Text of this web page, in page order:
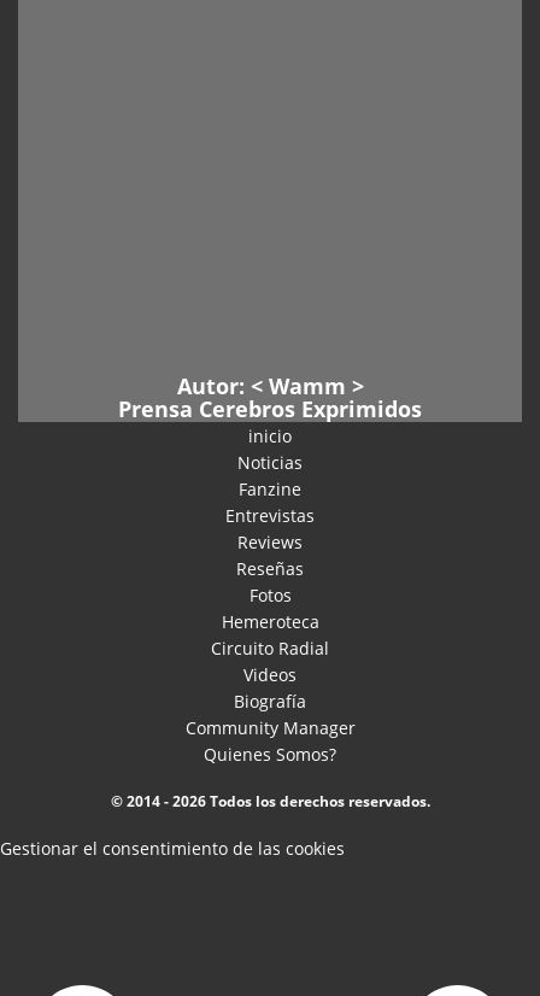
Autor: < Wamm >
Prensa Cerebros Exprimidos
inicio
Noticias
Fanzine
Entrevistas
Reviews
Reseñas
Fotos
Hemeroteca
Circuito Radial
Videos
Biografía
Community Manager
Quienes Somos?
© 2014 - 2026 Todos los derechos reservados.
Gestionar el consentimiento de las cookies